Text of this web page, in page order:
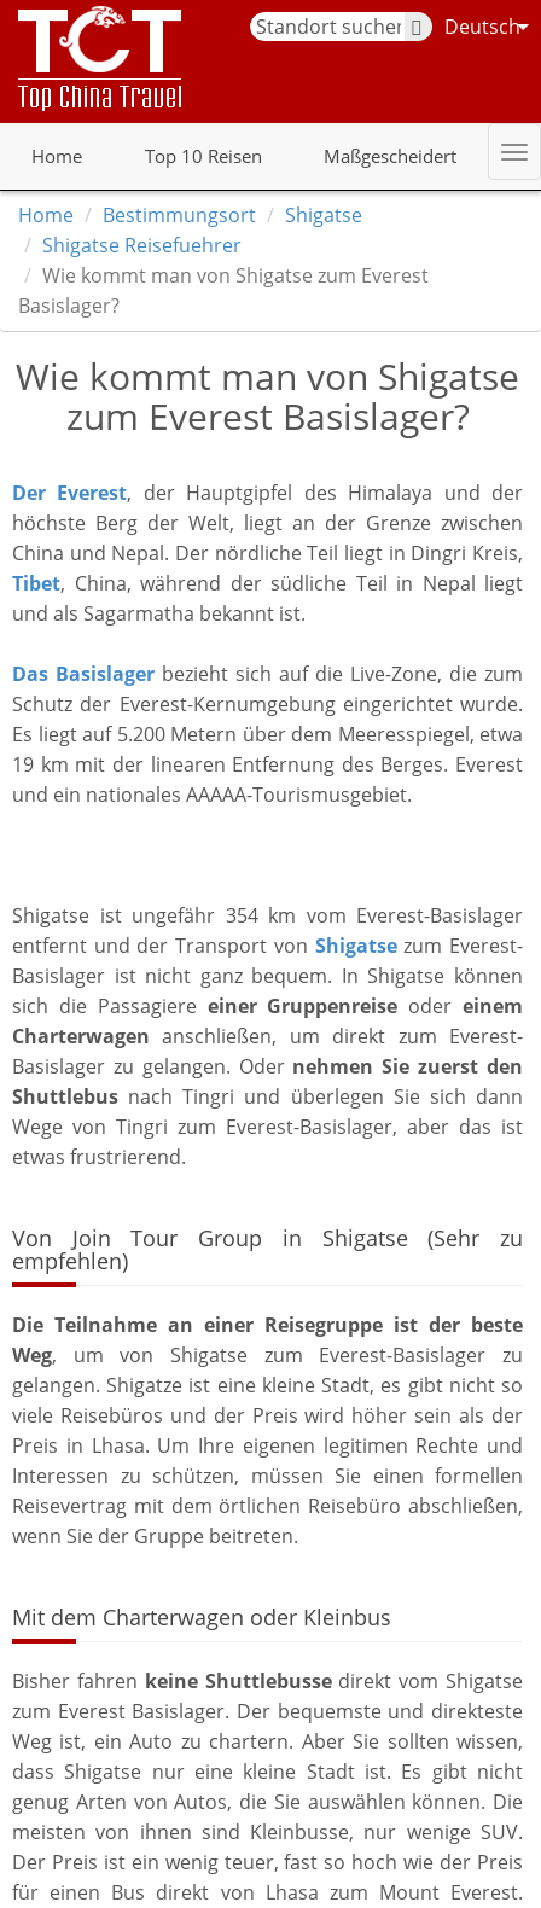
Deutsch
Home Top 10 Reisen Maßgescheidert
Home Bestimmungsort
Shigatse
Shigatse Reisefuehrer
Wie kommt man von Shigatse zum Everest
Basislager?
Wie kommt man von Shigatse
zum Everest Basislager?
Der Everest, der Hauptgipfel des Himalaya und der
höchste Berg der Welt, liegt an der Grenze zwischen
China und Nepal. Der nördliche Teil liegt in Dingri Kreis,
Tibet, China, während der südliche Teil in Nepal liegt
und als Sagarmatha bekannt ist.
Das Basislager bezieht sich auf die Live-Zone, die zum
Schutz der Everest-Kernumgebung eingerichtet wurde.
Es liegt auf 5.200 Metern über dem Meeresspiegel, etwa
19 km mit der linearen Entfernung des Berges. Everest
und ein nationales AAAAA-Tourismusgebiet.
Shigatse ist ungefähr 354 km vom Everest-Basislager
entfernt und der Transport von Shigatse zum Everest-
Basislager ist nicht ganz bequem. In Shigatse können
sich die Passagiere einer Gruppenreise odereinem
Charterwagen anschließen, um direkt zum Everest-
Basislager zu gelangen. Oder nehmen Sie zuerst den
Shuttlebus nach Tingri und überlegen Sie sich dann
Wege von Tingri zum Everest-Basislager, aber das ist
etwas frustrierend.
Von Join Tour Group in Shigatse (Sehr zu
empfehlen)
Die Teilnahme an einer Reisegruppe ist der beste
Weg, um von Shigatse zum Everest-Basislager zu
gelangen. Shigatze ist eine kleine Stadt, es gibt nicht so
viele Reisebüros und der Preis wird höher sein als der
Preis in Lhasa. Um Ihre eigenen legitimen Rechte und
Interessen zu schützen, müssen Sie einen formellen
Reisevertrag mit dem örtlichen Reisebüro abschließen,
wenn Sie der Gruppe beitreten.
Mit dem Charterwagen oder Kleinbus
Bisher fahren keine Shuttlebussedirekt vom Shigatse
zum Everest Basislager. Der bequemste und direkteste
Weg ist, ein Auto zu chartern. Aber Sie sollten wissen,
dass Shigatse nur eine kleine Stadt ist. Es gibt nicht
genug Arten von Autos, die Sie auswählen können. Die
meisten von ihnen sind Kleinbusse, nur wenige SUV.
Der Preis ist ein wenig teuer, fast so hoch wie der Preis
für einen Bus direkt von Lhasa zum Mount Everest.